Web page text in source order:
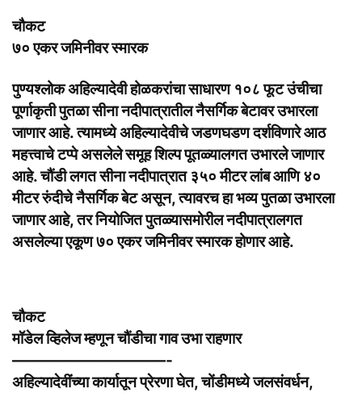
चौकट
७० एकर जमिनीवर स्मारक
पुण्यश्लोक अहिल्यादेवी होळकरांचा साधारण १०८ फूट उंचीचा
पूर्णाकृती पुतळा सीना नदीपात्रातील नैसर्गिक बेटावर उभारला
जाणार आहे. त्यामध्ये अहिल्यादेवीचे जडणघडण दर्शविणारे आठ
महत्त्वाचे टप्पे असलेले समूह शिल्प पूतळ्यालगत उभारले जाणार
आहे. चौंडी लगत सीना नदीपात्रात ३५० मीटर लांब आणि ४०
मीटर रुंदीचे नैसर्गिक बेट असून, त्यावरच हा भव्य पुतळा उभारला
जाणार आहे, तर नियोजित पुतळ्यासमोरील नदीपात्रालगत
असलेल्या एकूण ७० एकर जमिनीवर स्मारक होणार आहे.
चौकट
मॉडेल व्हिलेज म्हणून चौंडीचा गाव उभा राहणार
——————————-
अहिल्यादेवींच्या कार्यातून प्रेरणा घेत, चोंडीमध्ये जलसंवर्धन,